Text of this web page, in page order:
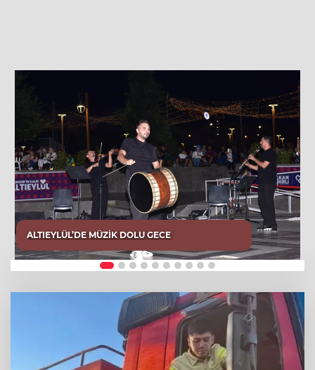
ALTIEYLÜL’DE MÜZİK DOLU GECE